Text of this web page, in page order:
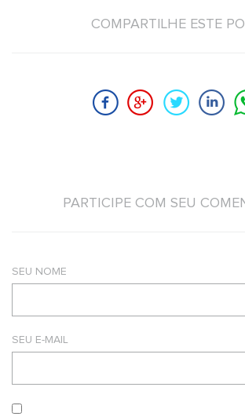
COMPARTILHE ESTE
PARTICIPE COM SEU
SEU NOME
SEU E-MAIL